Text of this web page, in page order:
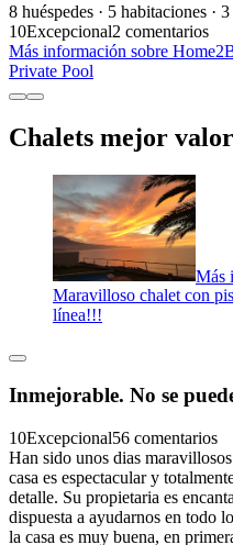
8 huéspedes · 5 habitaciones ·
10Excepcional2 comentarios
Más información sobre
Private Pool
Chalets mejor
Más
Maravilloso chalet con
línea!!!
Inmejorable. No se
10Excepcional56 comentarios
Han sido unos dias
casa es espectacular y
detalle. Su propietaria es
dispuesta a ayudarnos en todo
la casa es muy buena, en